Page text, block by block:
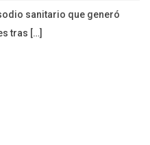
sanitario que generó
tras […]